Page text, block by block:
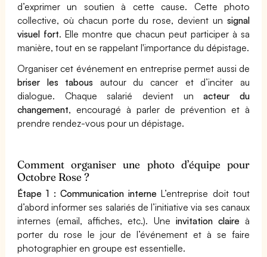
d’exprimer un soutien à cette cause. Cette photo
collective, où chacun porte du rose, devient un signal
visuel fort. Elle montre que chacun peut participer à sa
manière, tout en se rappelant l'importance du dépistage.
Organiser cet événement en entreprise permet aussi de
briser les tabous autour du cancer et d’inciter au
dialogue. Chaque salarié devient unacteur du
changement, encouragé à parler de prévention et à
prendre rendez-vous pour un dépistage.
Comment organiser une photo d’équipe pour
Octobre Rose ?
Étape 1 : Communication interne L’entreprise doit tout
d’abord informer ses salariés de l’initiative via ses canaux
internes (email, affiches, etc.). Une invitation claireà
porter du rose le jour de l’événement et à se faire
photographier en groupe est essentielle.